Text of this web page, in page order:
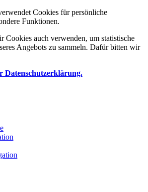
Cookies für persönliche
Funktionen.
Cookies auch verwenden, um statistische
Angebots zu sammeln. Dafür bitten wir
Datenschutzerklärung.